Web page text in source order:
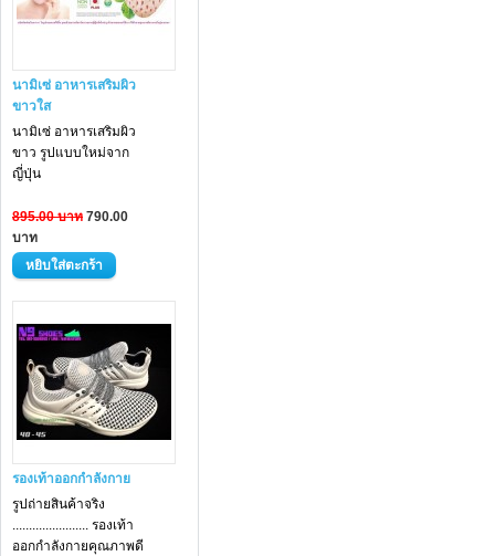
นามิเซ่ อาหารเสริมผิว
ขาวใส
นามิเซ่ อาหารเสริมผิว
ขาว รูปแบบใหม่จาก
ญี่ปุ่น
895.00 บาท 790.00
บาท
รองเท้าออกกำลังกาย
รูปถ่ายสินค้าจริง
....................... รองเท้า
ออกกำลังกายคุณภาพดี